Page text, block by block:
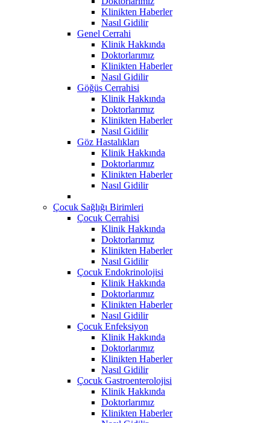
Klinikten Haberler
Nasıl Gidilir
Genel Cerrahi
Klinik Hakkında
Doktorlarımız
Klinikten Haberler
Nasıl Gidilir
Göğüs Cerrahisi
Klinik Hakkında
Doktorlarımız
Klinikten Haberler
Nasıl Gidilir
Göz Hastalıkları
Klinik Hakkında
Doktorlarımız
Klinikten Haberler
Nasıl Gidilir
Çocuk Sağlığı Birimleri
Çocuk Cerrahisi
Klinik Hakkında
Doktorlarımız
Klinikten Haberler
Nasıl Gidilir
Çocuk Endokrinolojisi
Klinik Hakkında
Doktorlarımız
Klinikten Haberler
Nasıl Gidilir
Çocuk Enfeksiyon
Klinik Hakkında
Doktorlarımız
Klinikten Haberler
Nasıl Gidilir
Çocuk Gastroenterolojisi
Klinik Hakkında
Doktorlarımız
Klinikten Haberler